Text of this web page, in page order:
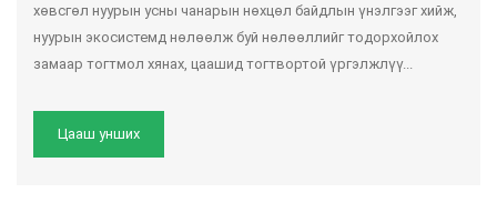
хөвсгөл нуурын усны чанарын нөхцөл байдлын үнэлгээг хийж,
нуурын экосистемд нөлөөлж буй нөлөөллийг тодорхойлох
замаар тогтмол хянах, цаашид тогтвортой үргэлжлүү...
Цааш унших